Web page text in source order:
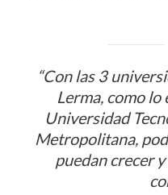
“Con las 3
Lerma, como lo
Universidad
Metropolitana,
puedan crecer